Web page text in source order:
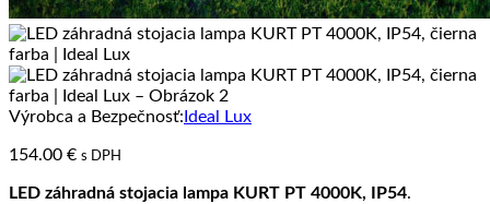
Výrobca a Bezpečnosť: Ideal Lux
154.00 € s DPH
LED záhradná stojacia lampa KURT PT 4000K, IP54.